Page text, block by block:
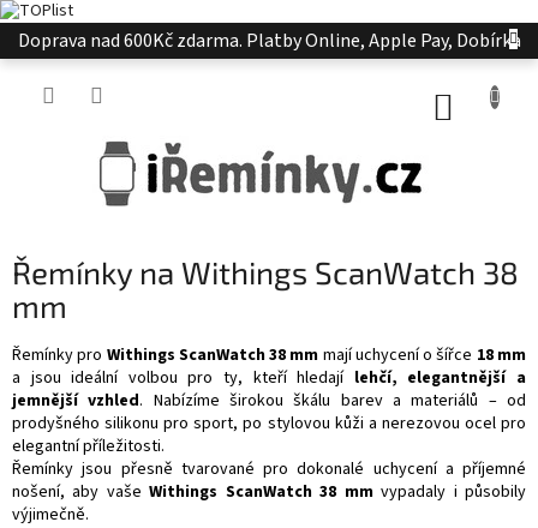
Přejít
na
Doprava nad 600Kč zdarma. Platby Online, Apple Pay, Dobírka
Řemínky na Withings ScanWatch 38
mm
Řemínky pro Withings ScanWatch 38 mm mají uchycení o šířce 18 mm
a jsou ideální volbou pro ty, kteří hledají lehčí, elegantnější a
jemnější vzhled. Nabízíme širokou škálu barev a materiálů – od
prodyšného silikonu pro sport, po stylovou kůži a nerezovou ocel pro
elegantní příležitosti.
Řemínky jsou přesně tvarované pro dokonalé uchycení a příjemné
nošení, aby vašeWithings ScanWatch 38 mmvypadaly i působily
výjimečně.